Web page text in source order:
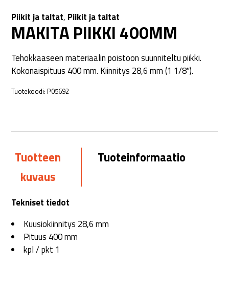
Piikit ja taltat, Piikit ja taltat
MAKITA PIIKKI 400MM
Tehokkaaseen materiaalin poistoon suunniteltu piikki.
Kokonaispituus 400 mm. Kiinnitys 28,6 mm (1 1/8″).
Tuotekoodi: P05692
Tuotteen
kuvaus
Tuoteinformaatio
Tekniset tiedot
Kuusiokiinnitys 28,6 mm
Pituus 400 mm
kpl / pkt 1